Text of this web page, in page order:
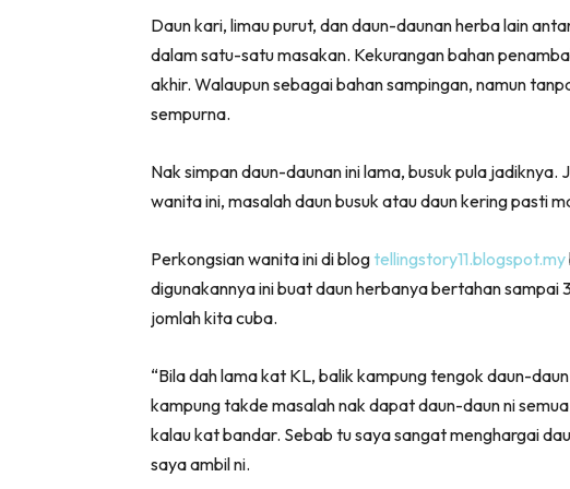
Daun kari, limau purut, dan daun-daunan herba lain
dalam satu-satu masakan. Kekurangan bahan
akhir. Walaupun sebagai bahan sampingan, namun
sempurna.
Nak simpan daun-daunan ini lama, busuk pula
wanita ini, masalah daun busuk atau daun kering pasti
Perkongsian wanita ini di blog tellingstory11.blogspot.my
digunakannya ini buat daun herbanya bertahan sampai
jomlah kita cuba.
“Bila dah lama kat KL, balik kampung tengok daun-
kampung takde masalah nak dapat daun-daun ni
kalau kat bandar. Sebab tu saya sangat menghargai
saya ambil ni.